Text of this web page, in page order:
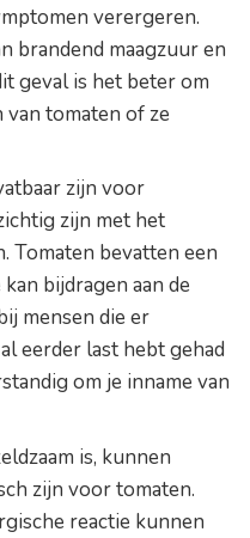
verergeren.
brandend maagzuur en
geval is het beter om
tomaten of ze
zijn voor
zijn met het
Tomaten bevatten een
bijdragen aan de
mensen die er
eerder last hebt gehad
om je inname van
is, kunnen
zijn voor tomaten.
reactie kunnen